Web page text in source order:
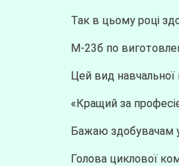
Так в цьому році
М-23б по
Цей вид навчальної
«Кращий за
Бажаю здобувачам
Голова циклової